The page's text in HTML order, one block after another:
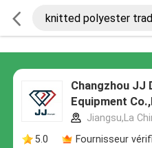
Changzhou JJ
Equipment
Jiangsu,La
5.0
Fournisseur